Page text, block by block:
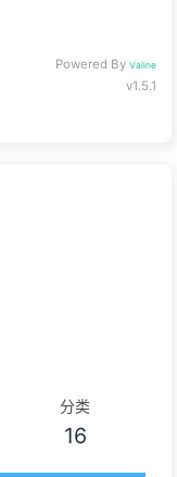
Powered By Valine
v1.5.1
分类
16